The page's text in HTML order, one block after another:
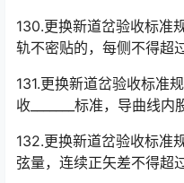
130.更换新道岔验收标准
轨不密贴的，每侧不得超过
131.更换新道岔验收标准
收_______标准，导曲线内
132.更换新道岔验收标准
弦量，连续正矢差不得超过